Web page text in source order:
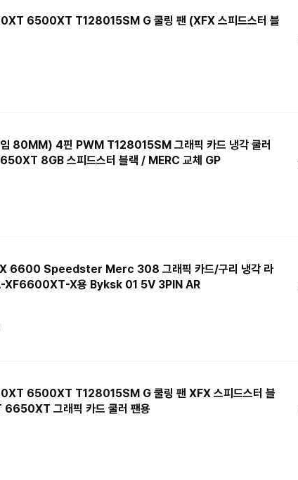
6500XT T128015SM G 쿨링 팬 (XFX 스피드스터 블
80MM) 4핀 PWM T128015SM 그래픽 카드 냉각 쿨러
8GB 스피드스터 블랙 / MERC 교체 GP
6600 Speedster Merc 308 그래픽 카드/구리 냉각 라
XF6600XT-X용 Byksk 01 5V 3PIN AR
6500XT T128015SM G 쿨링 팬 XFX 스피드스터 블
그래픽 카드 쿨러 팬용